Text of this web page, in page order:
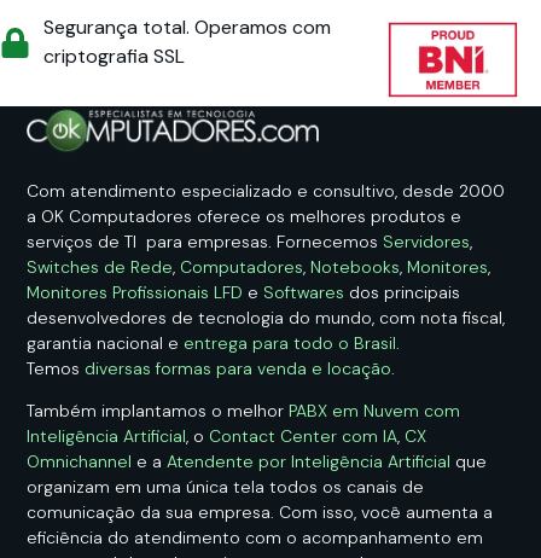
Segurança total. Operamos com
criptografia SSL
Com atendimento especializado e consultivo, desde 2000
a OK Computadores oferece os melhores produtos e
serviços de TI para empresas. Fornecemos Servidores
Switches de Rede Computadores Notebooks Monitores
Monitores Profissionais LFD e Softwares dos principais
desenvolvedores de tecnologia do mundo, com nota fiscal,
garantia nacional e entrega para todo o Brasil
Temos diversas formas para venda e locação
Também implantamos o melhor PABX em Nuvem com
Inteligência Artificial, o Contact Center com IA, CX
Omnichannel e aAtendente por Inteligência Artificial que
organizam em uma única tela todos os canais de
comunicação da sua empresa. Com isso, você aumenta a
eficiência do atendimento com o acompanhamento em